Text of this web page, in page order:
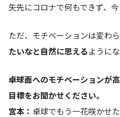
矢先にコロナで何もできず、
ただ、モチベーションは変わ
たいなと自然に思える ように
――卓球面へのモチベーションが
目標をお聞かせください。
宮本： 卓球でもう一花咲かせ